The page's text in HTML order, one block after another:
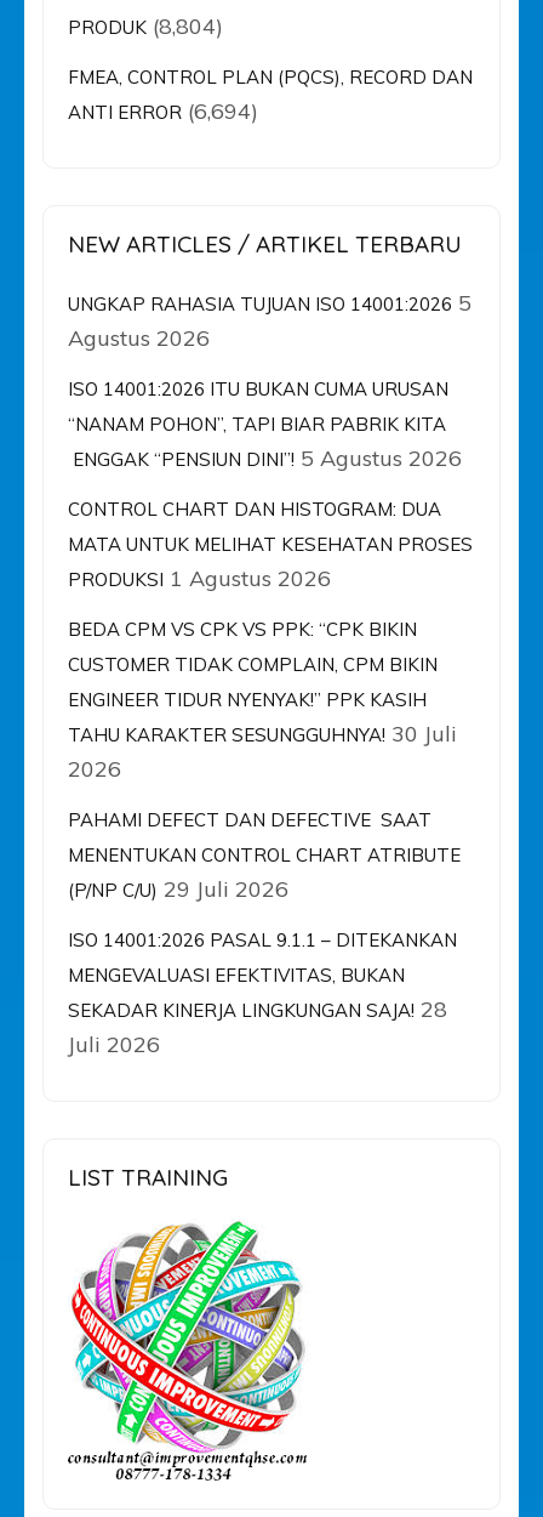
PRODUK (8,804)
FMEA, CONTROL PLAN (PQCS), RECORD DAN
ANTI ERROR (6,694)
NEW ARTICLES / ARTIKEL TERBARU
UNGKAP RAHASIA TUJUAN ISO 14001:2026 5
Agustus 2026
ISO 14001:2026 ITU BUKAN CUMA URUSAN
“NANAM POHON”, TAPI BIAR PABRIK KITA
ENGGAK “PENSIUN DINI”! 5 Agustus 2026
CONTROL CHART DAN HISTOGRAM: DUA
MATA UNTUK MELIHAT KESEHATAN PROSES
PRODUKSI 1 Agustus 2026
BEDA CPM VS CPK VS PPK: “CPK BIKIN
CUSTOMER TIDAK COMPLAIN, CPM BIKIN
ENGINEER TIDUR NYENYAK!” PPK KASIH
TAHU KARAKTER SESUNGGUHNYA! 30 Juli
2026
PAHAMI DEFECT DAN DEFECTIVE SAAT
MENENTUKAN CONTROL CHART ATRIBUTE
(P/NP C/U) 29 Juli 2026
ISO 14001:2026 PASAL 9.1.1 – DITEKANKAN
MENGEVALUASI EFEKTIVITAS, BUKAN
SEKADAR KINERJA LINGKUNGAN SAJA! 28
Juli 2026
LIST TRAINING